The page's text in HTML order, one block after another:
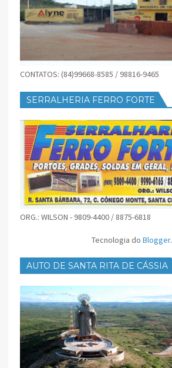
CONTATOS: (84)99668-8585 / 98816-9465
SERRALHERIA FERRO FORTE
ORG.: WILSON - 9809-4400 / 8875-6818
Tecnologia do Blogger.
AUTO DE SANTA RITA DE CÁSSIA